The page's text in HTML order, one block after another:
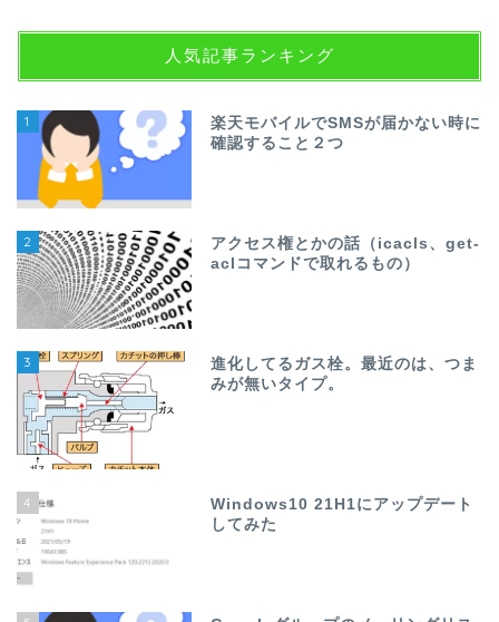
人気記事ランキング
1
楽天モバイルでSMSが届かない時に
確認すること２つ
2
アクセス権とかの話（icacls、get-
aclコマンドで取れるもの）
3
進化してるガス栓。最近のは、つま
みが無いタイプ。
4
Windows10 21H1にアップデート
してみた